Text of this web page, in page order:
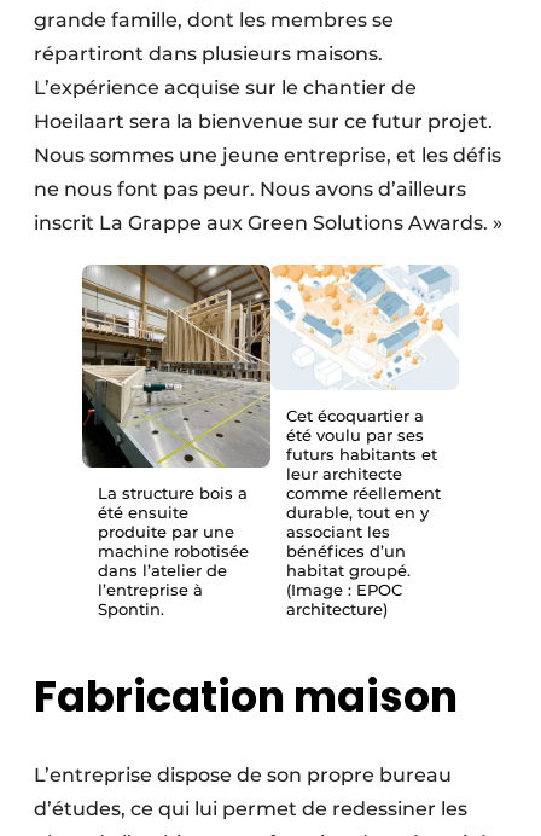
grande famille, dont les membres se
répartiront dans plusieurs maisons.
L’expérience acquise sur le chantier de
Hoeilaart sera la bienvenue sur ce futur projet.
Nous sommes une jeune entreprise, et les défis
ne nous font pas peur. Nous avons d’ailleurs
inscrit La Grappe aux Green Solutions Awards. »
La structure bois a
été ensuite
produite par une
machine robotisée
dans l’atelier de
l’entreprise à
Spontin.
Cet écoquartier a
été voulu par ses
futurs habitants et
leur architecte
comme réellement
durable, tout en y
associant les
bénéfices d’un
habitat groupé.
(Image : EPOC
architecture)
Fabrication maison
L’entreprise dispose de son propre bureau
d’études, ce qui lui permet de redessiner les